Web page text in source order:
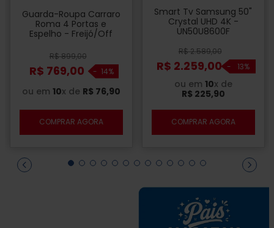
Guarda-Roupa Carraro
Roma 4 Portas e
Espelho - Freijó/Off
R$899,00
R$ 769,00 - 14%
ou em 10x de R$ 76,90
COMPRAR AGORA
Smart Tv Samsung 50"
Crystal UHD 4K -
UN50U8600F
R$2.589,00
R$ 2.259,00 - 13%
ou em 10x de
R$ 225,90
COMPRAR AGORA